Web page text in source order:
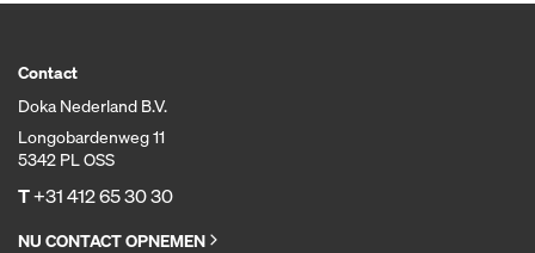
Contact
Doka Nederland B.V.
Longobardenweg 11
5342 PL OSS
T+31 412 65 30 30
NU CONTACT OPNEMEN